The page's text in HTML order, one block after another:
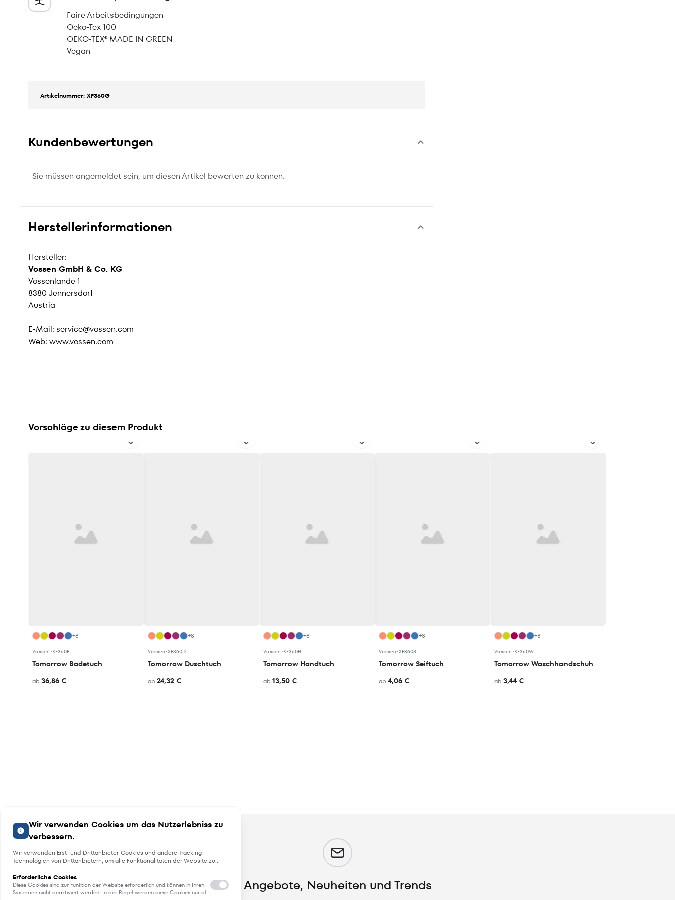
Faire Arbeitsbedingungen
Oeko-Tex 100
OEKO-TEX® MADE IN GREEN
Vegan
Artikelnummer: XF360G
Kundenbewertungen
Sie müssen angemeldet sein, um diesen Artikel bewerten zu können.
Herstellerinformationen
Hersteller:
Vossen GmbH & Co. KG
Vossenlände 1
8380 Jennersdorf
Austria
E-Mail: service@vossen.com
Web: www.vossen.com
Vorschläge zu diesem Produkt
+8
Vossen •XF360B
Tomorrow Badetuch
ab 36,86 €
+8
Vossen •XF360D
Tomorrow Duschtuch
ab 24,32 €
+8
Vossen •XF360H
Tomorrow Handtuch
ab 13,50 €
+8
Vossen •XF360S
Tomorrow Seiftuch
ab 4,06 €
+8
Vossen •XF360W
Tomorrow Waschhandschuh
ab 3,44 €
Wir verwenden Cookies um das Nutzerlebniss zu
verbessern.
Wir verwenden Erst- und Drittanbieter-Cookies und andere Tracking-
Technologien von Drittanbietern, um alle Funktionalitäten der Website zu
und personalisierte Werbung über unsere Websites, Apps und Newsletter im
Internet und über Social-Media-Plattformen bereitzustellen. Zu diesem
Zweck erfassen wir Informationen zum Benutzer, dem Browsing-Verhalten
Erforderliche Cookies
Diese Cookies sind zur Funktion der Website erforderlich und können in Ihren
Systemen nicht deaktiviert werden. In der Regel werden diese Cookies nur als
Angebote, Neuheiten und Trends